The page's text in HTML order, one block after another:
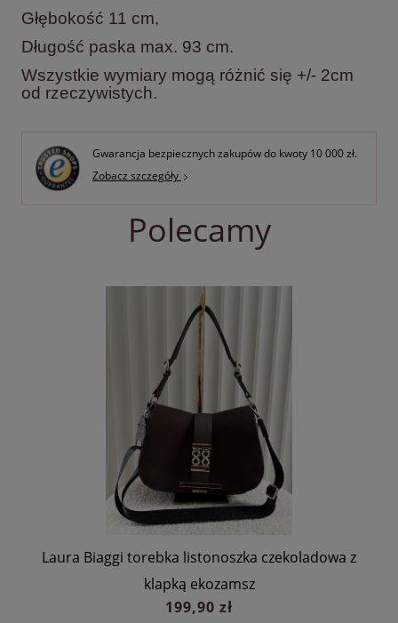
Głębokość 11 cm,
Długość paska max. 93 cm.
Wszystkie wymiary mogą różnić się +/- 2cm
od rzeczywistych.
Gwarancja bezpiecznych zakupów do kwoty 10 000 zł.
Zobacz szczegóły
Polecamy
Laura Biaggi torebka listonoszka czekoladowa z
klapką ekozamsz
199,90 zł